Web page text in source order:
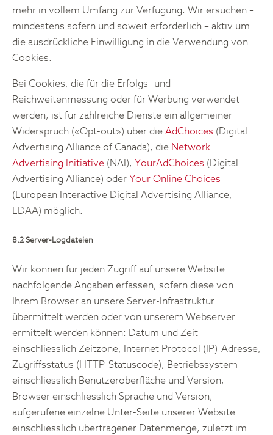
mehr in vollem Umfang zur Verfügung. Wir ersuchen –
mindestens sofern und soweit erforderlich – aktiv um
die ausdrückliche Einwilligung in die Verwendung von
Cookies.
Bei Cookies, die für die Erfolgs- und
Reichweitenmessung oder für Werbung verwendet
werden, ist für zahlreiche Dienste ein allgemeiner
Widerspruch («Opt-out») über die AdChoices (Digital
Advertising Alliance of Canada), die Network
Advertising Initiative (NAI), YourAdChoices (Digital
Advertising Alliance) oder Your Online Choices
(European Interactive Digital Advertising Alliance,
EDAA) möglich.
8.2 Server-Logdateien
Wir können für jeden Zugriff auf unsere Website
nachfolgende Angaben erfassen, sofern diese von
Ihrem Browser an unsere Server-Infrastruktur
übermittelt werden oder von unserem Webserver
ermittelt werden können: Datum und Zeit
einschliesslich Zeitzone, Internet Protocol (IP)-Adresse,
Zugriffsstatus (HTTP-Statuscode), Betriebssystem
einschliesslich Benutzeroberfläche und Version,
Browser einschliesslich Sprache und Version,
aufgerufene einzelne Unter-Seite unserer Website
einschliesslich übertragener Datenmenge, zuletzt im